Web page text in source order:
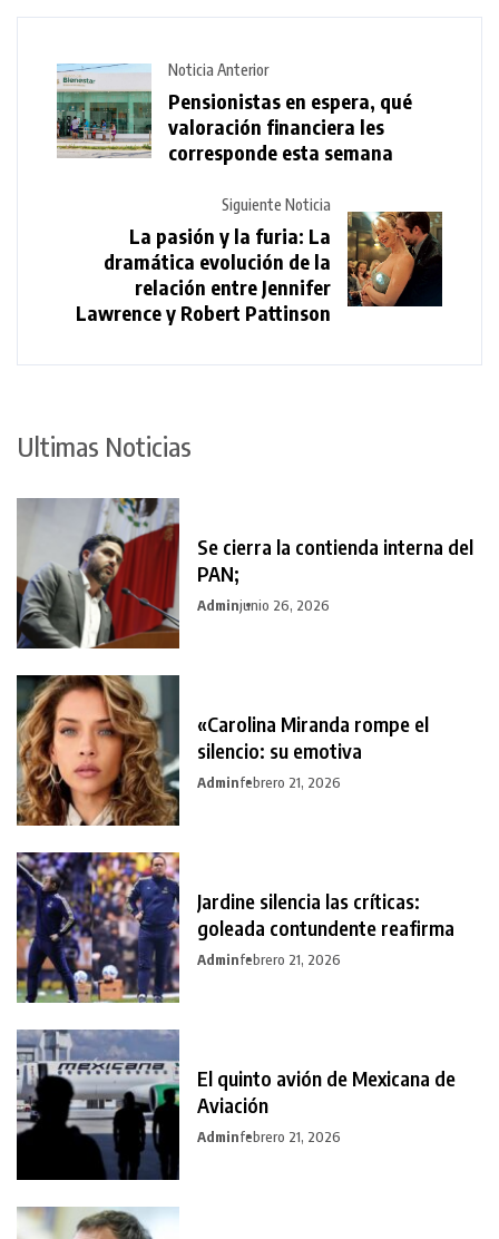
Noticia Anterior
Pensionistas en espera, qué
valoración financiera les
corresponde esta semana
Siguiente Noticia
La pasión y la furia: La
dramática evolución de la
relación entre Jennifer
Lawrence y Robert Pattinson
Ultimas Noticias
Se cierra la contienda interna del
PAN;
Adminjunio 26, 2026
«Carolina Miranda rompe el
silencio: su emotiva
Adminfebrero 21, 2026
Jardine silencia las críticas:
goleada contundente reafirma
Adminfebrero 21, 2026
El quinto avión de Mexicana de
Aviación
Adminfebrero 21, 2026